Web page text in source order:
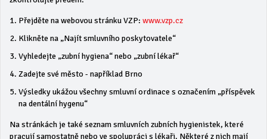
Přejděte na webovou stránku VZP: www.vzp.cz
Klikněte na „Najít smluvního poskytovatele“
Vyhledejte „zubní hygiena“ nebo „zubní lékař“
Zadejte své město - například Brno
Výsledky ukážou všechny smluvní ordinace s označením „příspěvek
na dentální hygenu“
Na stránkách je také seznam smluvních zubních hygienistek, které
pracují samostatně nebo ve spolupráci s lékaři. Některé z nich mají